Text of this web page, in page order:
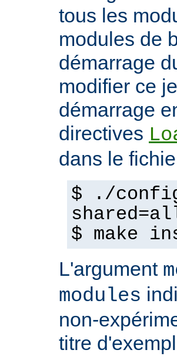
tous les
modules de
démarrage
modifier ce
démarrage
directives
dans le
$ ./
$ make
L'argument
modules
non-
titre